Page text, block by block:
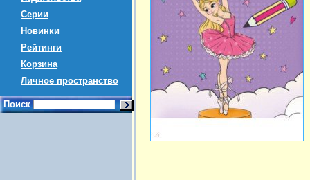
Серии
Новинки
Рейтинги
Корзина
Личное пространство
Поиск